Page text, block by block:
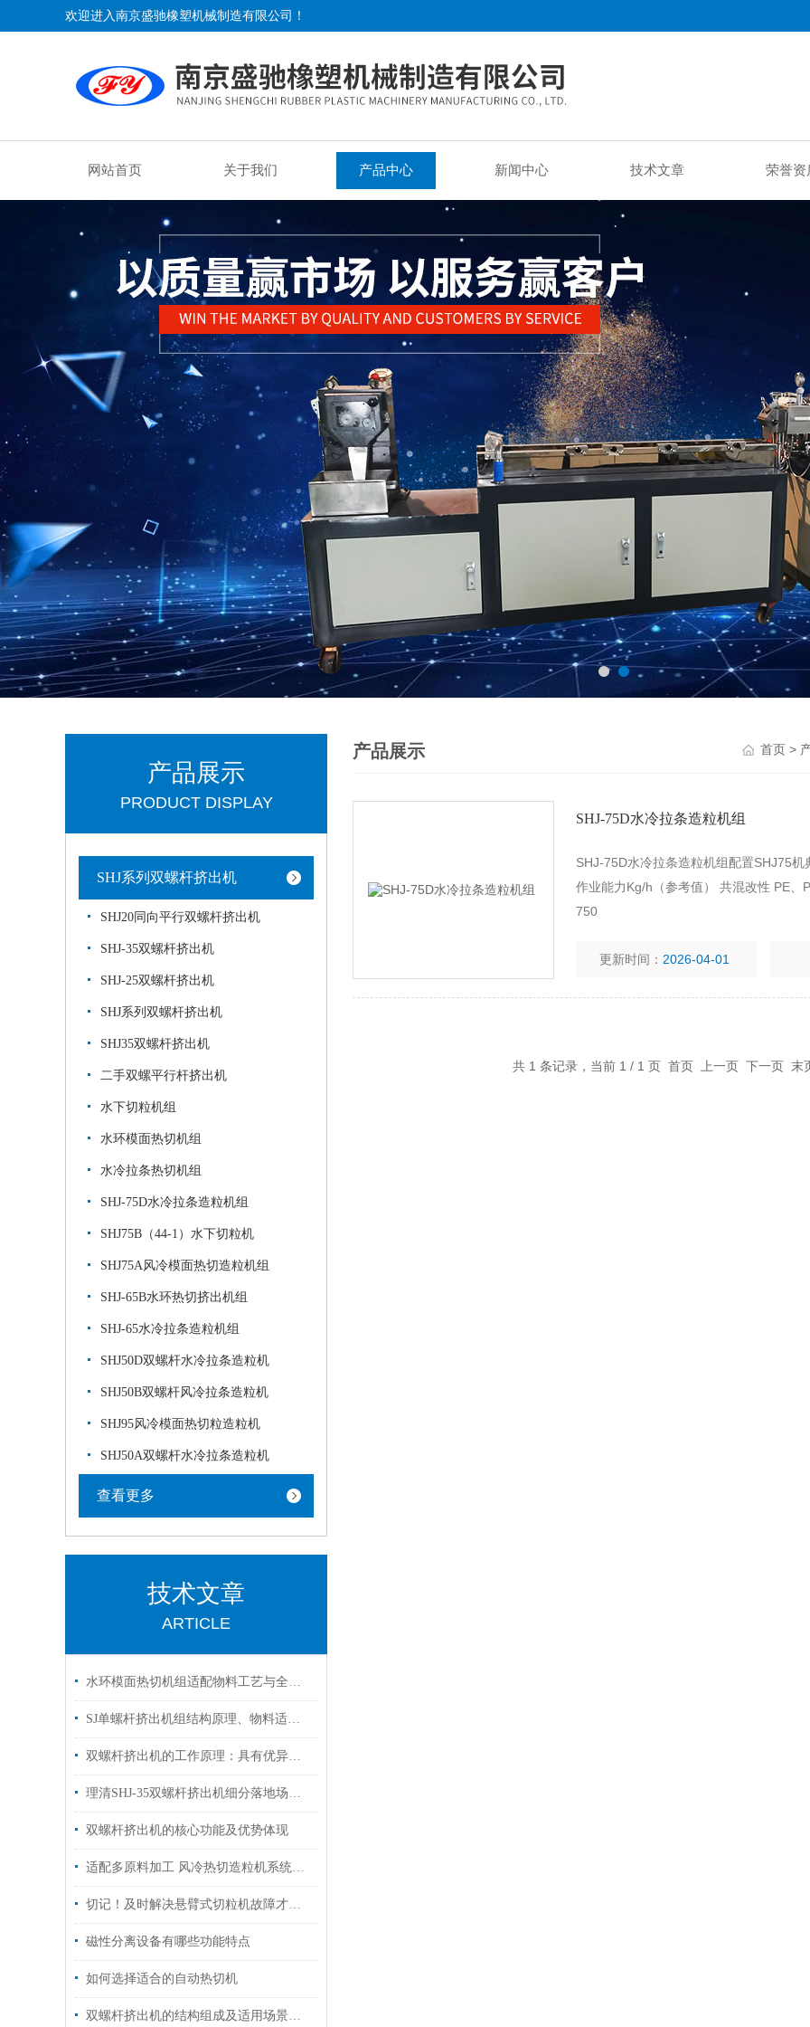
欢迎进入南京盛驰橡塑机械制造有限公司！
网站首页 关于我们 产品中心 新闻中心 技术文章 荣誉资
产品展示
PRODUCT DISPLAY
SHJ系列双螺杆挤出机
SHJ20同向平行双螺杆挤出机
SHJ-35双螺杆挤出机
SHJ-25双螺杆挤出机
SHJ系列双螺杆挤出机
SHJ35双螺杆挤出机
二手双螺平行杆挤出机
水下切粒机组
水环模面热切机组
水冷拉条热切机组
SHJ-75D水冷拉条造粒机组
SHJ75B（44-1）水下切粒机
SHJ75A风冷模面热切造粒机组
SHJ-65B水环热切挤出机组
SHJ-65水冷拉条造粒机组
SHJ50D双螺杆水冷拉条造粒机
SHJ50B双螺杆风冷拉条造粒机
SHJ95风冷模面热切粒造粒机
SHJ50A双螺杆水冷拉条造粒机
查看更多
技术文章
ARTICLE
水环模面热切机组适配物料工艺与全流程运维保养技术解析
SJ单螺杆挤出机组结构原理、物料适配与长期运维管控技术
双螺杆挤出机的工作原理：具有优异的混合均匀性
理清SHJ-35双螺杆挤出机细分落地场景匹配各类材料加工试验
双螺杆挤出机的核心功能及优势体现
适配多原料加工 风冷热切造粒机系统构成与工况应用
切记！及时解决悬臂式切粒机故障才能够保障颗粒成品规格统一
磁性分离设备有哪些功能特点
如何选择适合的自动热切机
双螺杆挤出机的结构组成及适用场景介绍
产品展示 首页 >
SHJ-75D水冷拉条造粒机组
SHJ-75D水冷拉条造粒机组配置SHJ75
作业能力Kg/h（参考值） 共混改性 PE、
750
更新时间： 2026-04-01
共 1 条记录，当前 1 / 1 页 首页 上一页 下一页 末